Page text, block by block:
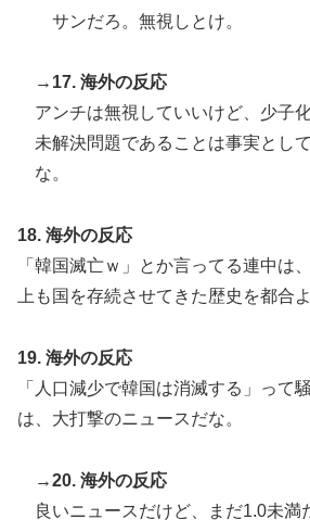
サンだろ。無視しとけ。
→17. 海外の反応
アンチは無視していいけど、少子
未解決問題であることは事実とし
な。
18. 海外の反応
「韓国滅亡ｗ」とか言ってる連中は
上も国を存続させてきた歴史を都合
19. 海外の反応
「人口減少で韓国は消滅する」って
は、大打撃のニュースだな。
→20. 海外の反応
良いニュースだけど、まだ1.0未満